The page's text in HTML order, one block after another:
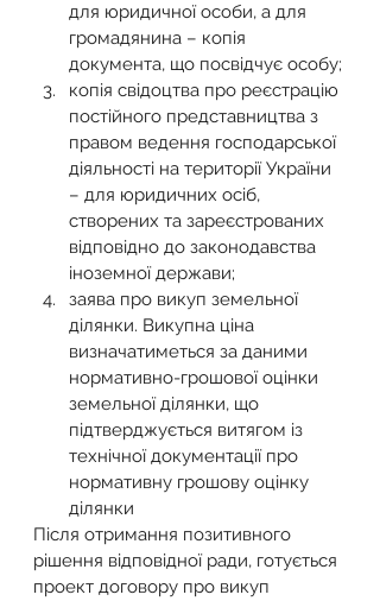
для юридичної особи, а для
громадянина – копія
документа, що посвідчує особу;
копія свідоцтва про реєстрацію
постійного представництва з
правом ведення господарської
діяльності на території України
– для юридичних осіб,
створених та зареєстрованих
відповідно до законодавства
іноземної держави;
заява про викуп земельної
ділянки. Викупна ціна
визначатиметься за даними
нормативно-грошової оцінки
земельної ділянки, що
підтверджується витягом із
технічної документації про
нормативну грошову оцінку
ділянки
Після отримання позитивного
рішення відповідної ради, готується
проект договору про викуп